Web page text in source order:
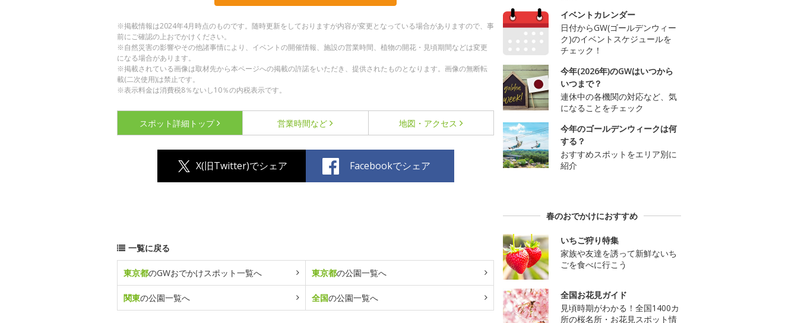
※掲載情報は2024年4月時点のものです。随時更新をしておりますが内容が変更となっている場合がありますので、事
前にご確認の上おでかけください。
※自然災害の影響やその他諸事情により、イベントの開催情報、施設の営業時間、植物の開花・見頃期間などは変更
になる場合があります。
※掲載されている画像は取材先から本ページへの掲載の許諾をいただき、提供されたものとなります。画像の無断転
載(二次使用)は禁止です。
※表示料金は消費税8％ないし10％の内税表示です。
スポット詳細 トップ 営業時間など 地図・アクセス
X(旧Twitter)でシェア Facebookでシェア
一覧に戻る
東京都のGWおでかけスポット一覧へ 東京都の公園一覧へ
関東の公園一覧へ 全国の公園一覧へ
イベントカレンダー
日付からGW(ゴールデンウィー
ク)のイベントスケジュールを
チェック！
今年(2026年)のGWはいつから
いつまで？
連休中の各機関の対応など、気
になることをチェック
今年のゴールデンウィークは何
する？
おすすめスポットをエリア別に
紹介
春のおでかけにおすすめ
いちご狩り特集
家族や友達を誘って新鮮ないち
ごを食べに行こう
全国お花見ガイド
見頃時期がわかる！全国1400カ
所の桜名所・お花見スポット情